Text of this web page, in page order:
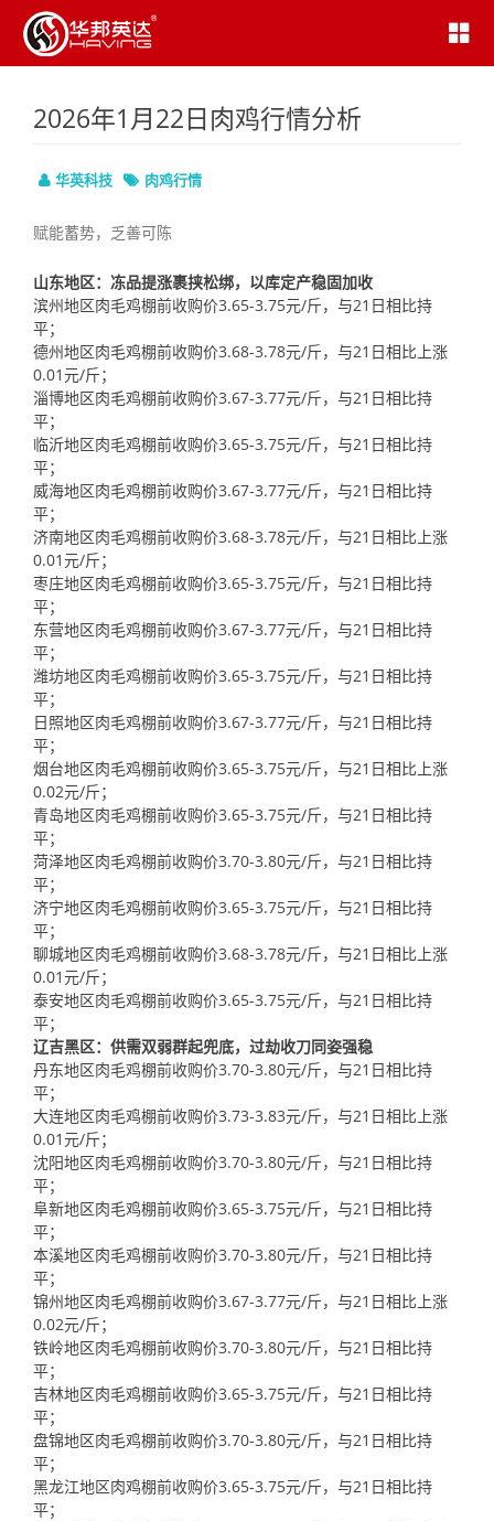
2026年1月22日肉鸡行情分析
华英科技 肉鸡行情
赋能蓄势，乏善可陈
山东地区：冻品提涨裹挟松绑，以库定产稳固加收
滨州地区肉毛鸡棚前收购价3.65-3.75元/斤，与21日相比持
平；
德州地区肉毛鸡棚前收购价3.68-3.78元/斤，与21日相比上涨
0.01元/斤；
淄博地区肉毛鸡棚前收购价3.67-3.77元/斤，与21日相比持
平；
临沂地区肉毛鸡棚前收购价3.65-3.75元/斤，与21日相比持
平；
威海地区肉毛鸡棚前收购价3.67-3.77元/斤，与21日相比持
平；
济南地区肉毛鸡棚前收购价3.68-3.78元/斤，与21日相比上涨
0.01元/斤；
枣庄地区肉毛鸡棚前收购价3.65-3.75元/斤，与21日相比持
平；
东营地区肉毛鸡棚前收购价3.67-3.77元/斤，与21日相比持
平；
潍坊地区肉毛鸡棚前收购价3.65-3.75元/斤，与21日相比持
平；
日照地区肉毛鸡棚前收购价3.67-3.77元/斤，与21日相比持
平；
烟台地区肉毛鸡棚前收购价3.65-3.75元/斤，与21日相比上涨
0.02元/斤；
青岛地区肉毛鸡棚前收购价3.65-3.75元/斤，与21日相比持
平；
菏泽地区肉毛鸡棚前收购价3.70-3.80元/斤，与21日相比持
平；
济宁地区肉毛鸡棚前收购价3.65-3.75元/斤，与21日相比持
平；
聊城地区肉毛鸡棚前收购价3.68-3.78元/斤，与21日相比上涨
0.01元/斤；
泰安地区肉毛鸡棚前收购价3.65-3.75元/斤，与21日相比持
平；
辽吉黑区：供需双弱群起兜底，过劫收刀同姿强稳
丹东地区肉毛鸡棚前收购价3.70-3.80元/斤，与21日相比持
平；
大连地区肉毛鸡棚前收购价3.73-3.83元/斤，与21日相比上涨
0.01元/斤；
沈阳地区肉毛鸡棚前收购价3.70-3.80元/斤，与21日相比持
平；
阜新地区肉毛鸡棚前收购价3.65-3.75元/斤，与21日相比持
平；
本溪地区肉毛鸡棚前收购价3.70-3.80元/斤，与21日相比持
平；
锦州地区肉毛鸡棚前收购价3.67-3.77元/斤，与21日相比上涨
0.02元/斤；
铁岭地区肉毛鸡棚前收购价3.70-3.80元/斤，与21日相比持
平；
吉林地区肉毛鸡棚前收购价3.65-3.75元/斤，与21日相比持
平；
盘锦地区肉毛鸡棚前收购价3.70-3.80元/斤，与21日相比持
平；
黑龙江地区肉鸡棚前收购价3.65-3.75元/斤，与21日相比持
平；